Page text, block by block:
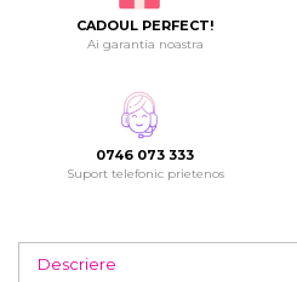
CADOUL PERFECT!
Ai garantia noastra
0746 073 333
Suport telefonic prietenos
Descriere